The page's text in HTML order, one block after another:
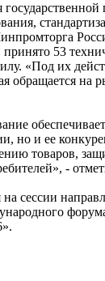
53
«Под их
обращается на
но и ее
товаров,
-
сессии